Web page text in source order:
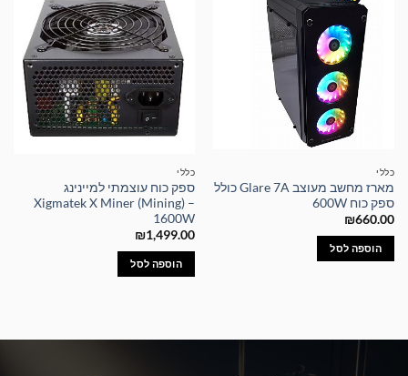
כללי
מארז מחשב מעוצב Glare 7A כולל
ספק כוח 600W
₪660.00
הוספה לסל
כללי
ספק כוח עוצמתי למיינינג
Xigmatek X Miner (Mining) –
1600W
₪1,499.00
הוספה לסל